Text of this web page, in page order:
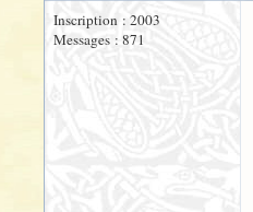
Inscription : 2003
Messages : 871